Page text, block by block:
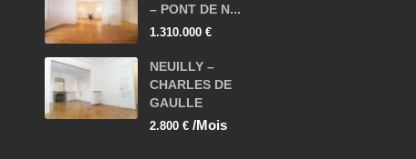
– PONT DE N...
1.310.000 €
NEUILLY –
CHARLES DE
GAULLE
2.800 € /Mois